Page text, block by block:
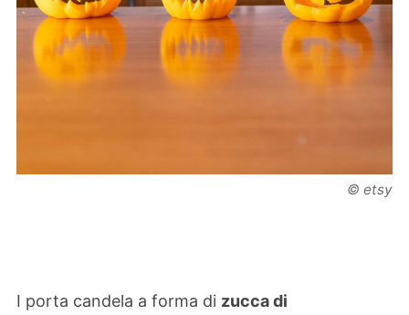
© etsy
I porta candela a forma di zucca di